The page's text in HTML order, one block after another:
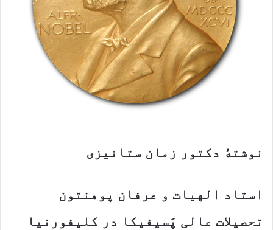
نوشتهٔ دکتور زمان ستانیزی
استاد الهیات و عرفان پوهنتون
تحصیلات عالی پَسیفیکا در کلیفورنیا